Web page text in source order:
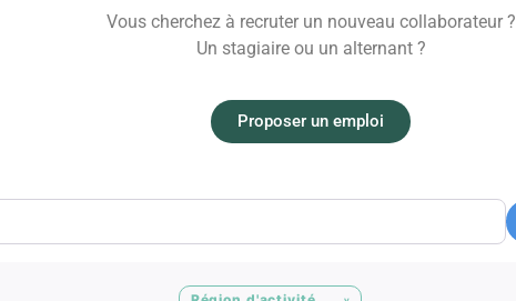
Vous cherchez à recruter un nouveau collaborateur ?
Un stagiaire ou un alternant ?
Proposer un emploi